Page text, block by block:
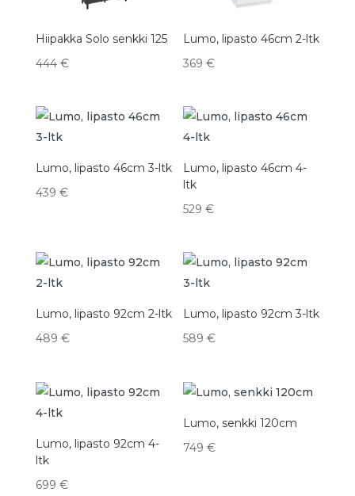
Hiipakka Solo senkki 125
444 €
Lumo, lipasto 46cm 2-ltk
369€
Lumo, lipasto 46cm 3-ltk
439 €
Lumo, lipasto 46cm 4-
ltk
529€
Lumo, lipasto 92cm 2-ltk
489 €
Lumo, lipasto 92cm 3-ltk
589€
Lumo, lipasto 92cm 4-
ltk
699 €
Lumo, senkki 120cm
749€